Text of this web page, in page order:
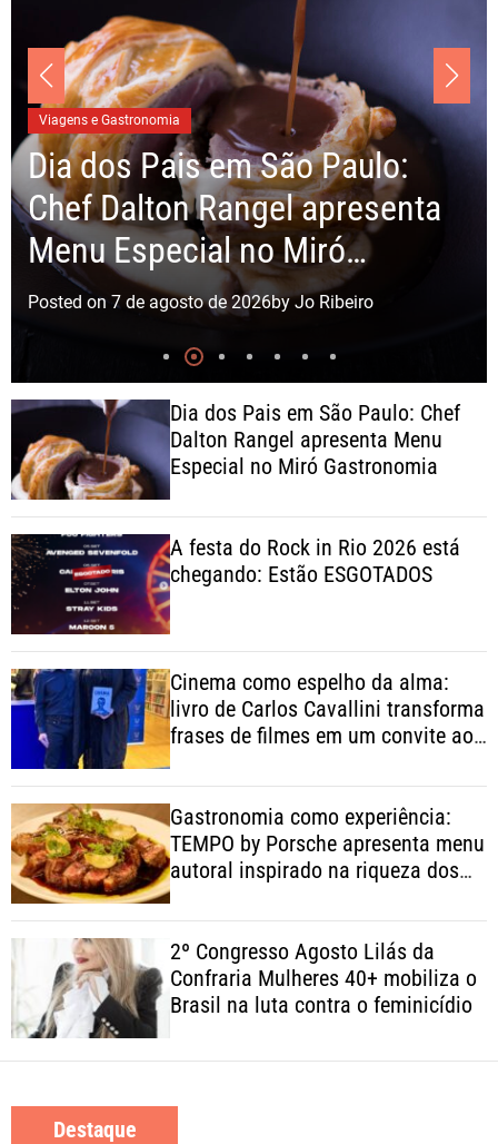
Eventos
A festa do Rock in Rio 2026
está chegando: Estão
ESGOTADOS
Posted on 7 de agosto de 2026byJo Ribeiro
Dia dos Pais em São Paulo: Chef
Dalton Rangel apresenta Menu
Especial no Miró Gastronomia
A festa do Rock in Rio 2026 está
chegando: Estão ESGOTADOS
Cinema como espelho da alma:
livro de Carlos Cavallini transforma
frases de filmes em um convite ao
autoconhecimento
Gastronomia como experiência:
TEMPO by Porsche apresenta menu
autoral inspirado na riqueza dos
ingredientes brasileiros
2º Congresso Agosto Lilás da
Confraria Mulheres 40+ mobiliza o
Brasil na luta contra o feminicídio
Destaque